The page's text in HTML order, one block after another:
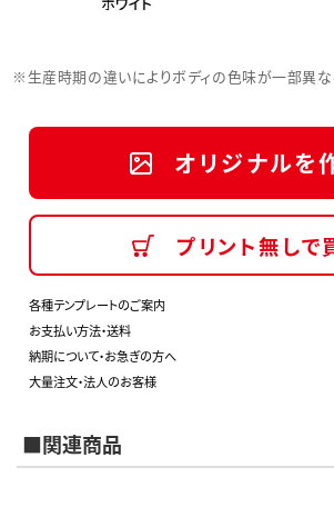
※生産時期の違いによりボディの色味が一部異な
オリジナルを
プリント無しで
各種テンプレートのご案内
お支払い方法・送料
納期について・お急ぎの方へ
大量注文・法人のお客様
■関連商品